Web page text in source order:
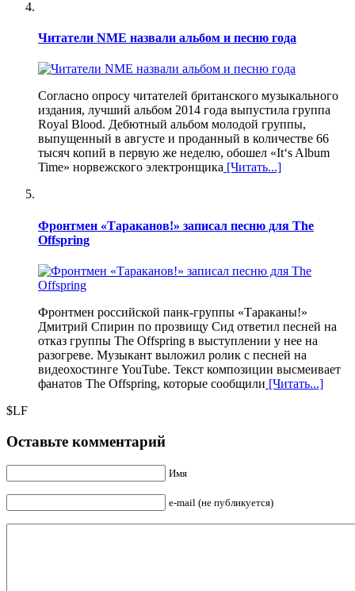
Читатели NME назвали альбом и песню года
Согласно опросу читателей британского музыкального
издания, лучший альбом 2014 года выпустила группа
Royal Blood. Дебютный альбом молодой группы,
выпущенный в августе и проданный в количестве 66
тысяч копий в первую же неделю, обошел «It‘s Album
Time» норвежского электронщика [Читать...]
Фронтмен «Тараканов!» записал песню для The
Offspring
Фронтмен российской панк-группы «Тараканы!»
Дмитрий Спирин по прозвищу Сид ответил песней на
отказ группы The Offspring в выступлении у нее на
разогреве. Музыкант выложил ролик с песней на
видеохостинге YouTube. Текст композиции высмеивает
фанатов The Offspring, которые сообщили [Читать...]
$LF
Оставьте комментарий
Имя
e-mail (не публикуется)